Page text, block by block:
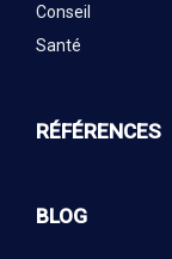
Conseil
Santé
RÉFÉRENCES
BLOG